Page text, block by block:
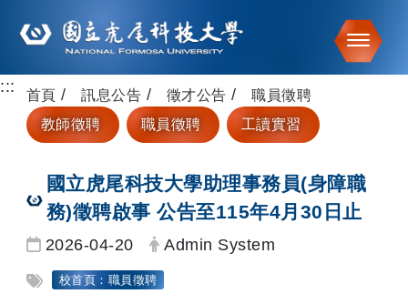
跳到主要內容
::: 首頁 訊息公告 徵才公告
職員徵聘
教師徵聘
職員徵聘 工讀實習
國立虎尾科技大學助理事務員(身障職
務)徵聘啟事 公告至115年4月30日止
日期：
2026-04-20 發布者：
Admin System
標籤：
校首頁：職員徵聘